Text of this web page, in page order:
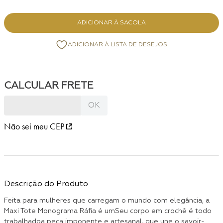
ADICIONAR À SACOLA
Não sei meu CEP
Descrição do Produto
Feita para mulheres que carregam o mundo com elegância, a
Maxi Tote Monograma Ráfia é umSeu corpo em crochê é todo
trabalhadoa peça imponente e artesanal, que une o savoir-